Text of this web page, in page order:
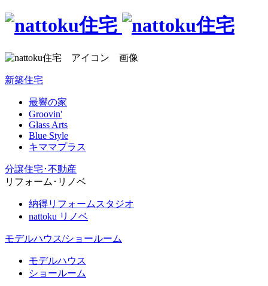
新築住宅
最響の家
Groovin'
Glass Arts
Blue Style
キママプラス
分譲住宅･不動産
リフォーム･リノベ
納得リフォームスタジオ
nattoku リノベ
モデルハウス/ショールーム
モデルハウス
ショールーム